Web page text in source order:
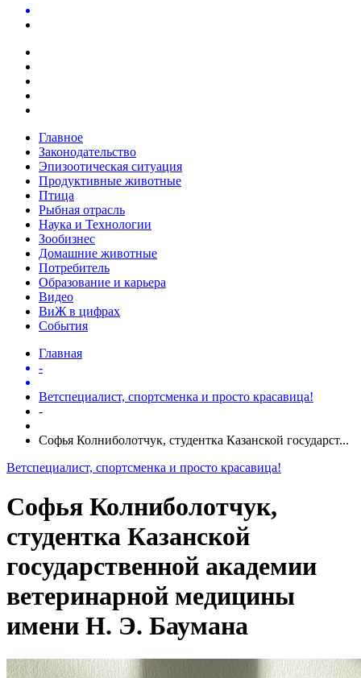
Главное
Законодательство
Эпизоотическая ситуация
Продуктивные животные
Птица
Рыбная отрасль
Наука и Технологии
Зообизнес
Домашние животные
Потребитель
Образование и карьера
Видео
ВиЖ в цифрах
События
Главная
-
Ветспециалист, спортсменка и просто красавица!
-
Софья Колниболотчук, студентка Казанской государст...
Ветспециалист, спортсменка и просто красавица!
Софья Колниболотчук,
студентка Казанской
государственной академии
ветеринарной медицины
имени Н. Э. Баумана